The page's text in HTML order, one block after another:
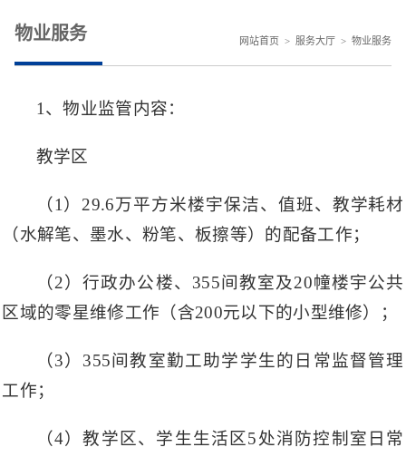
物业服务 网站首页 > 服务大厅 >物业服务
1、物业监管内容：
教学区
（1）29.6万平方米楼宇保洁、值班、教学耗材
（水解笔、墨水、粉笔、板擦等）的配备工作；
（2）行政办公楼、355间教室及20幢楼宇公共
区域的零星维修工作（含200元以下的小型维修）；
（3）355间教室勤工助学学生的日常监督管理
工作；
（4）教学区、学生生活区5处消防控制室日常